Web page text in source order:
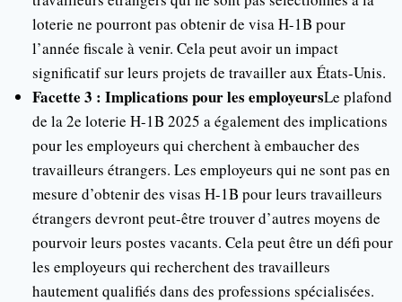
loterie ne pourront pas obtenir de visa H-1B pour
l’année fiscale à venir. Cela peut avoir un impact
significatif sur leurs projets de travailler aux États-Unis.
Facette 3 : Implications pour les employeursLe plafond
de la 2e loterie H-1B 2025 a également des implications
pour les employeurs qui cherchent à embaucher des
travailleurs étrangers. Les employeurs qui ne sont pas en
mesure d’obtenir des visas H-1B pour leurs travailleurs
étrangers devront peut-être trouver d’autres moyens de
pourvoir leurs postes vacants. Cela peut être un défi pour
les employeurs qui recherchent des travailleurs
hautement qualifiés dans des professions spécialisées.